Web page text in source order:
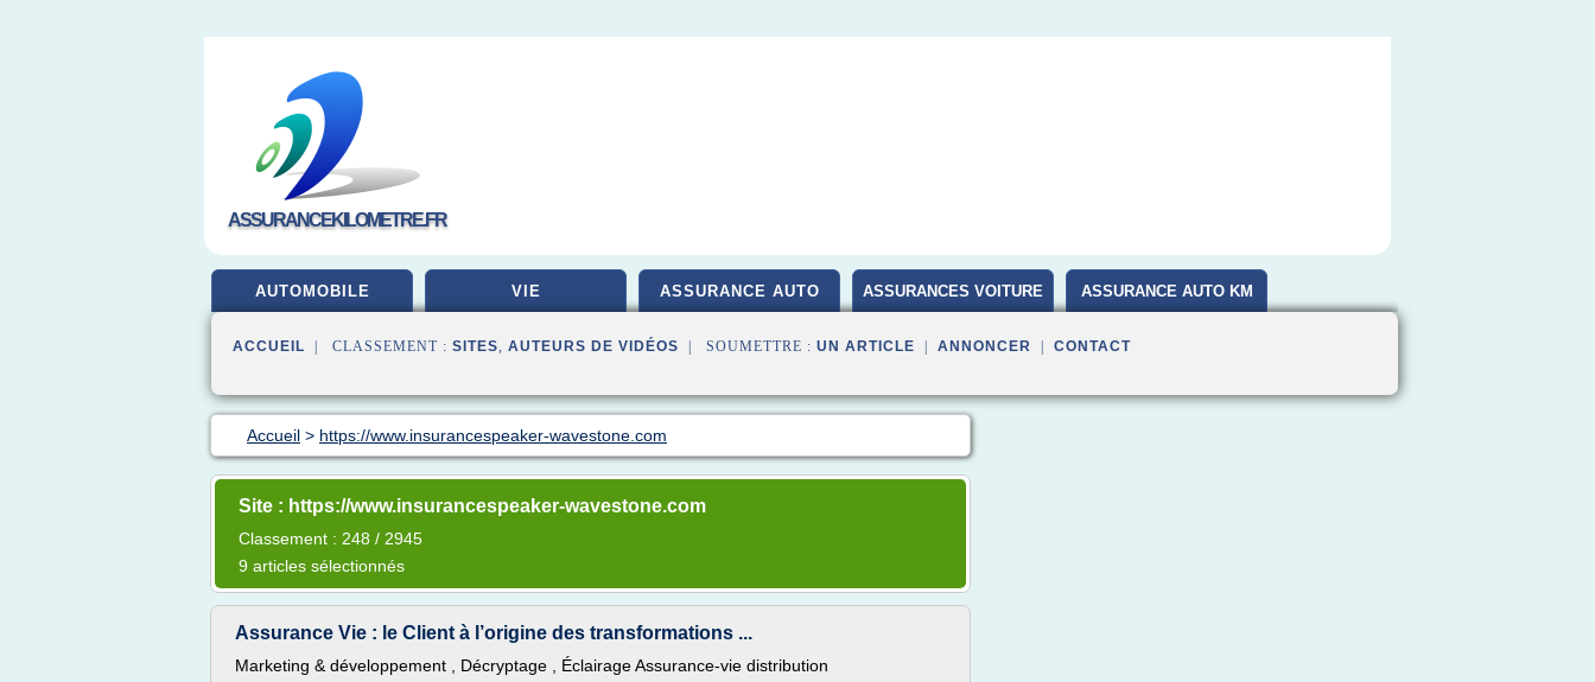
ASSURANCEKILOMETRE.FR
AUTOMOBILE VIE ASSURANCE AUTO ASSURANCES VOITURE ASSURANCE AUTO KM
ACCUEIL | CLASSEMENT : SITES, AUTEURS DE VIDÉOS | SOUMETTRE : UN ARTICLE ANNONCER CONTACT
Accueil > https://www.insurancespeaker-wavestone.com
Site : https://www.insurancespeaker-wavestone.com
Classement : 248 / 2945
9 articles sélectionnés
Assurance Vie : le Client à l’origine des transformations ...
Marketing & développement , Décryptage , Éclairage Assurance-vie distribution